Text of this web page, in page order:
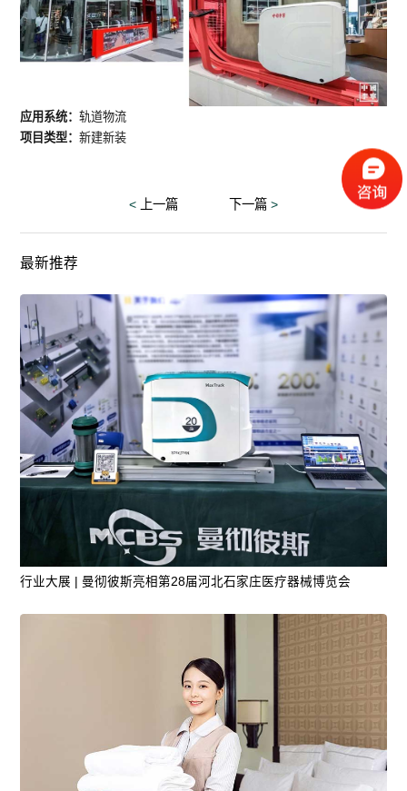
应用系统：轨道物流
项目类型：新建新装
<上一篇 下一篇>
最新推荐
行业大展 | 曼彻彼斯亮相第28届河北石家庄医疗器械博览会